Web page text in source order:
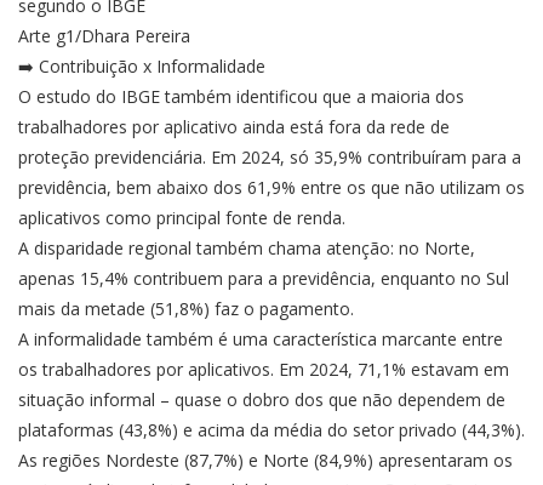
segundo o IBGE
Arte g1/Dhara Pereira
➡️ Contribuição x Informalidade
O estudo do IBGE também identificou que a maioria dos
trabalhadores por aplicativo ainda está fora da rede de
proteção previdenciária. Em 2024, só 35,9% contribuíram para a
previdência, bem abaixo dos 61,9% entre os que não utilizam os
aplicativos como principal fonte de renda.
A disparidade regional também chama atenção: no Norte,
apenas 15,4% contribuem para a previdência, enquanto no Sul
mais da metade (51,8%) faz o pagamento.
A informalidade também é uma característica marcante entre
os trabalhadores por aplicativos. Em 2024, 71,1% estavam em
situação informal – quase o dobro dos que não dependem de
plataformas (43,8%) e acima da média do setor privado (44,3%).
As regiões Nordeste (87,7%) e Norte (84,9%) apresentaram os